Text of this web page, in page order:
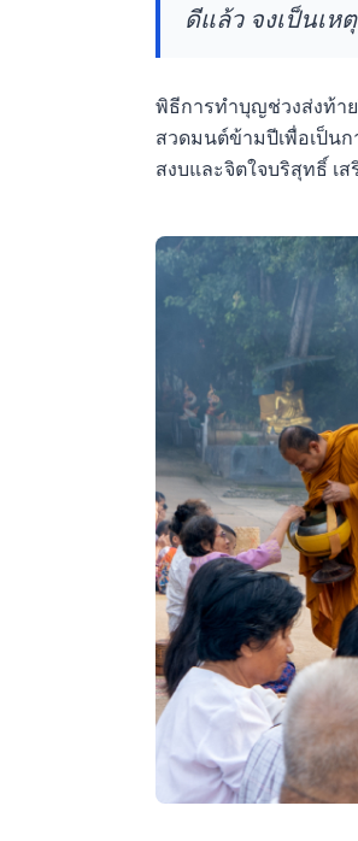
ดีแล้ว จงเป็นเ
พิธีการทำบุญช่วงส่งท้า
สวดมนต์ข้ามปีเพื่อเป็น
สงบและจิตใจบริสุทธิ์ เ